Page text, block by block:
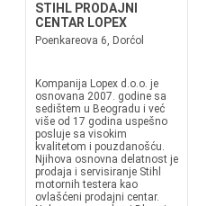
STIHL PRODAJNI
CENTAR LOPEX
Poenkareova 6, Dorćol
Kompanija Lopex d.o.o. je
osnovana 2007. godine sa
sedištem u Beogradu i već
više od 17 godina uspešno
posluje sa visokim
kvalitetom i pouzdanošću.
Njihova osnovna delatnost je
prodaja i servisiranje Stihl
motornih testera kao
ovlašćeni prodajni centar.